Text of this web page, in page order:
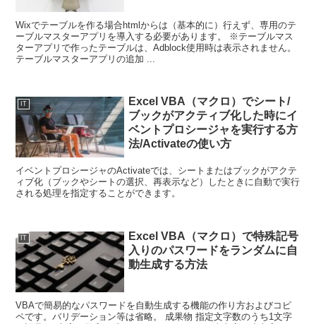
Wixでテーブルを作る場合htmlからは（基本的に）行えず、専用のテ
ーブルマスターアプリを導入する必要があります。 ※テーブルマス
ターアプリで作ったテーブルは、Adblock使用時は表示されません。
テーブルマスターアプリの追加 ...
IT
Excel VBA（マクロ）でシート/
ブックがアクティブ化した時にイ
ベントプロシージャを実行する方
法/Activateの使い方
イベントプロシージャのActivateでは、シートまたはブックがアクテ
ィブ化（ブックやシートの選択、再表示など）したときに自動で実行
される処理を指定することができます。
IT
Excel VBA（マクロ）で特殊記号
入りのパスワードをランダムに自
動生成する方法
VBAで簡易的なパスワードを自動生成する機能の作り方およびコピ
ペです。バリデーション等は省略。 成果物 指定文字数のうち1文字